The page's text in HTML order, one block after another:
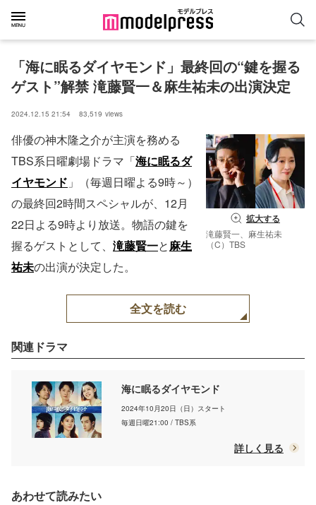
「海に眠るダイヤモンド」最終回の“鍵を握る
ゲスト”解禁 滝藤賢一＆麻生祐未の出演決定
2024.12.15 21:54 83,519 views
拡大する
滝藤賢一、麻生祐未
（C）TBS
俳優の神木隆之介が主演を務める
TBS系日曜劇場ドラマ「海に眠るダ
イヤモンド 」（毎週日曜よる9時～）
の最終回2時間スペシャルが、12月
22日よる9時より放送。物語の鍵を
握るゲストとして、 滝藤賢一と麻生
祐未の出演が決定した。
全文を読む
関連ドラマ
海に眠るダイヤモンド
2024年10月20日（日）スタート
毎週日曜21:00 / TBS系
詳しく見る
あわせて読みたい